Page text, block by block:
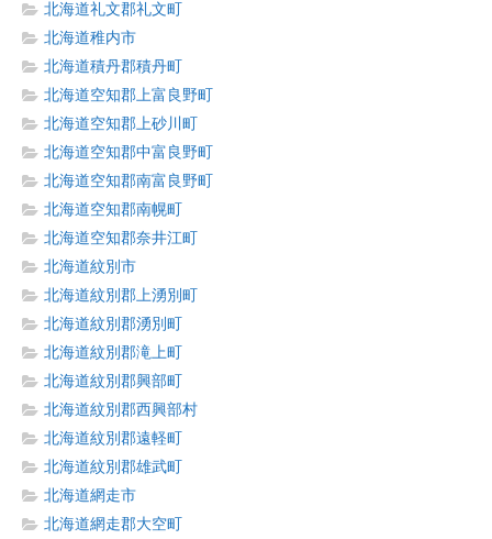
北海道礼文郡礼文町
北海道稚内市
北海道積丹郡積丹町
北海道空知郡上富良野町
北海道空知郡上砂川町
北海道空知郡中富良野町
北海道空知郡南富良野町
北海道空知郡南幌町
北海道空知郡奈井江町
北海道紋別市
北海道紋別郡上湧別町
北海道紋別郡湧別町
北海道紋別郡滝上町
北海道紋別郡興部町
北海道紋別郡西興部村
北海道紋別郡遠軽町
北海道紋別郡雄武町
北海道網走市
北海道網走郡大空町